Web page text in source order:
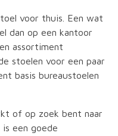
voor thuis. Een wat
dan op een kantoor
assortiment
stoelen voor een paar
basis bureaustoelen
of op zoek bent naar
een goede